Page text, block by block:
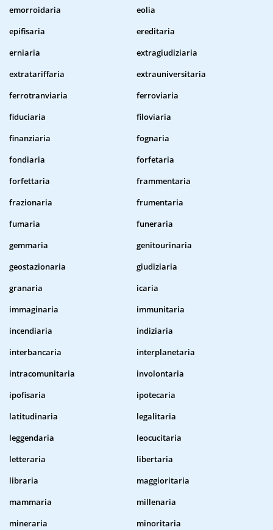
emorroidaria
eolia
epifisaria
ereditaria
erniaria
extragiudiziaria
extratariffaria
extrauniversitaria
ferrotranviaria
ferroviaria
fiduciaria
filoviaria
finanziaria
fognaria
fondiaria
forfetaria
forfettaria
frammentaria
frazionaria
frumentaria
fumaria
funeraria
gemmaria
genitourinaria
geostazionaria
giudiziaria
granaria
icaria
immaginaria
immunitaria
incendiaria
indiziaria
interbancaria
interplanetaria
intracomunitaria
involontaria
ipofisaria
ipotecaria
latitudinaria
legalitaria
leggendaria
leocucitaria
letteraria
libertaria
libraria
maggioritaria
mammaria
millenaria
mineraria
minoritaria